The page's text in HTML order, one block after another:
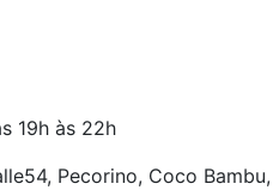
19h às 22h
Pecorino, Coco